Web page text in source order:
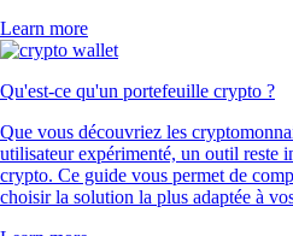
Learn more
Qu'est-ce qu'un portefeuille crypto ?
Que vous découvriez les
utilisateur expérimenté, un outil reste
crypto. Ce guide vous permet de
choisir la solution la plus adaptée à